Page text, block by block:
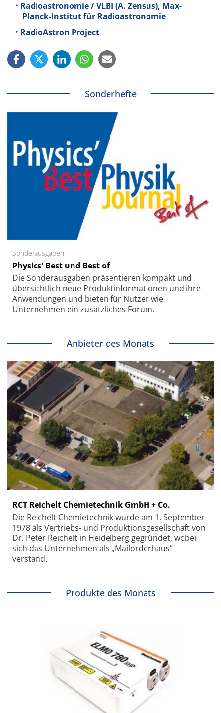
Radioastronomie / VLBI (A. Zensus), Max-
Planck-Institut für Radioastronomie
RadioAstron Project
Sonderhefte
Sonderausgaben
Physics' Best und Best of
Die Sonder­ausgaben präsentieren kompakt und
übersichtlich neue Produkt­informationen und ihre
Anwendungen und bieten für Nutzer wie
Unternehmen ein zusätzliches Forum.
Anbieter des Monats
RCT Reichelt Chemietechnik GmbH + Co.
Die Reichelt Chemietechnik wurde am 1. September
1978 als Vertriebs- und Produktionsgesellschaft von
Dr. Peter Reichelt in Heidelberg gegründet, wobei
sich das Unternehmen als „Mailorderhaus“
verstand.
Produkte des Monats